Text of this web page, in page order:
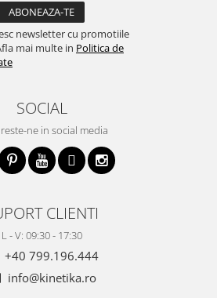
newsletter cu promotiile
mai multe in Politica de
SOCIAL
ne in social media
CLIENTI
L - V: 09:30 - 17:30
+40 799.196.444
info@kinetika.ro